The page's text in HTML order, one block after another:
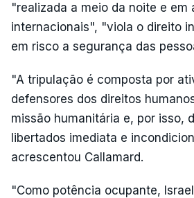
"realizada a meio da noite e em
internacionais", "viola o direito
em risco a segurança das
"A tripulação é composta por
defensores dos direitos
missão humanitária e, por isso,
libertados imediata e
acrescentou Callamard.
"Como potência ocupante,